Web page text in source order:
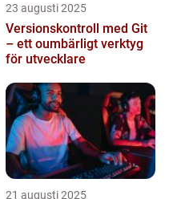
23 augusti 2025
Versionskontroll med Git
– ett oumbärligt verktyg
för utvecklare
21 augusti 2025